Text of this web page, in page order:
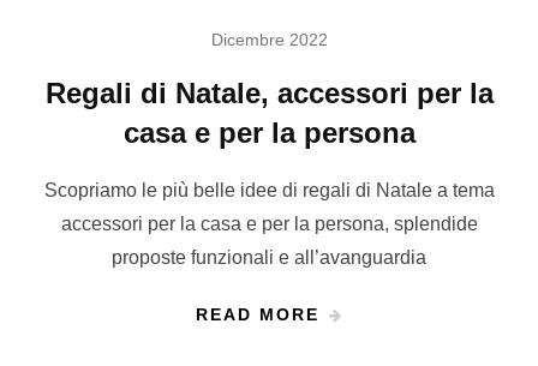
Dicembre 2022
Regali di Natale, accessori per la
casa e per la persona
Scopriamo le più belle idee di regali di Natale a tema
accessori per la casa e per la persona, splendide
proposte funzionali e all’avanguardia
READ MORE